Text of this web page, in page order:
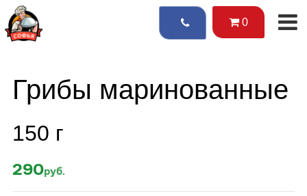
0
Грибы маринованные
150 г
290руб.